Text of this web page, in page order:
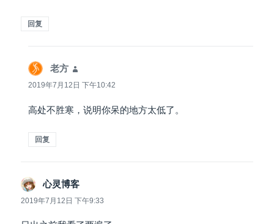
回复
老方
道：
2019年7月12日 下午10:42
高处不胜寒，说明你呆的地方太低了。
回复
心灵博客
道：
2019年7月12日 下午9:33